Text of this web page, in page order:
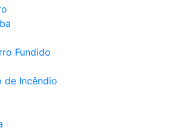
Fundido
de Incêndio